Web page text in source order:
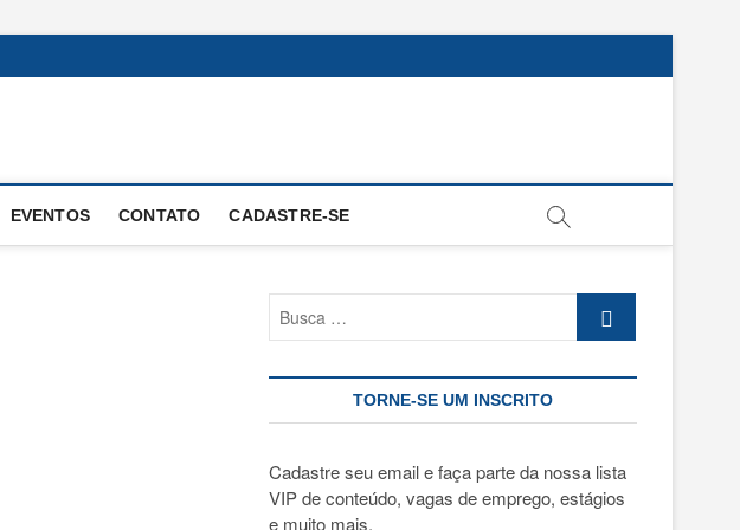
EVENTOS CONTATO CADASTRE-SE
TORNE-SE UM INSCRITO
Cadastre seu email e faça parte da nossa lista
VIP de conteúdo, vagas de emprego, estágios
e muito mais.